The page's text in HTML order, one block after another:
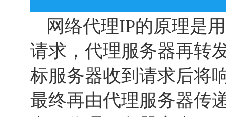
网络代理IP的原理是
请求，代理服务器再转
标服务器收到请求后将
最终再由代理服务器传